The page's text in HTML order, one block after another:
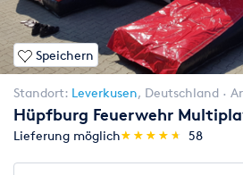
Speichern
Standort: Leverkusen, Deutschland
Hüpfburg Feuerwehr
Lieferung möglich(*)
★
★
(*)★
★
(*) ★
★
(*) ★
★
(*) ★
★ 58